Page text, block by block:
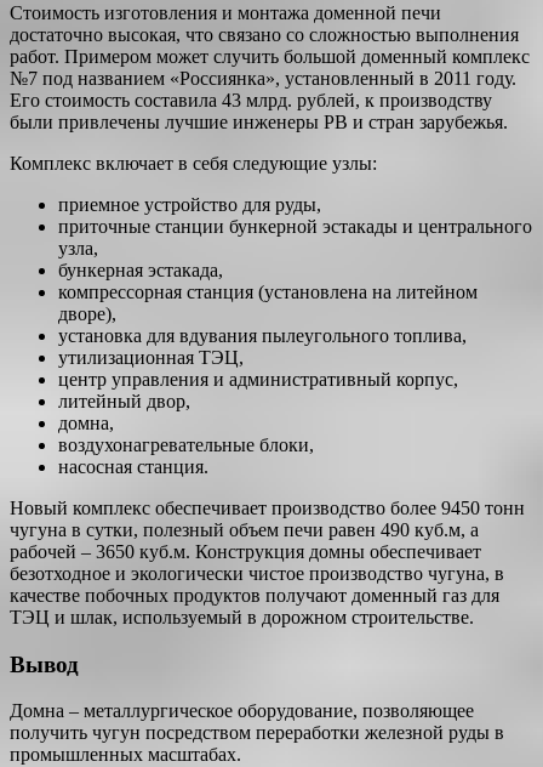
Стоимость изготовления и монтажа доменной печи
достаточно высокая, что связано со сложностью выполнения
работ. Примером может случить большой доменный комплекс
№7 под названием «Россиянка», установленный в 2011 году.
Его стоимость составила 43 млрд. рублей, к производству
были привлечены лучшие инженеры РВ и стран зарубежья.
Комплекс включает в себя следующие узлы:
приемное устройство для руды,
приточные станции бункерной эстакады и центрального
узла,
бункерная эстакада,
компрессорная станция (установлена на литейном
дворе),
установка для вдувания пылеугольного топлива,
утилизационная ТЭЦ,
центр управления и административный корпус,
литейный двор,
домна,
воздухонагревательные блоки,
насосная станция.
Новый комплекс обеспечивает производство более 9450 тонн
чугуна в сутки, полезный объем печи равен 490 куб.м, а
рабочей – 3650 куб.м. Конструкция домны обеспечивает
безотходное и экологически чистое производство чугуна, в
качестве побочных продуктов получают доменный газ для
ТЭЦ и шлак, используемый в дорожном строительстве.
Вывод
Домна – металлургическое оборудование, позволяющее
получить чугун посредством переработки железной руды в
промышленных масштабах.